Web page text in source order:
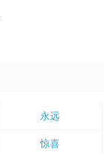
永远
惊喜